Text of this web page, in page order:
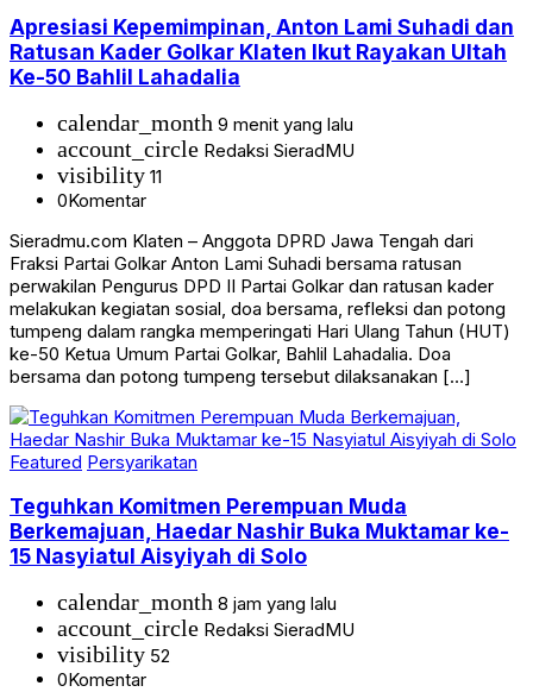
Apresiasi Kepemimpinan, Anton Lami Suhadi dan
Ratusan Kader Golkar Klaten Ikut Rayakan Ultah
Ke-50 Bahlil Lahadalia
calendar_month 9 menit yang lalu
account_circle Redaksi SieradMU
visibility 11
0Komentar
Sieradmu.com Klaten – Anggota DPRD Jawa Tengah dari
Fraksi Partai Golkar Anton Lami Suhadi bersama ratusan
perwakilan Pengurus DPD II Partai Golkar dan ratusan kader
melakukan kegiatan sosial, doa bersama, refleksi dan potong
tumpeng dalam rangka memperingati Hari Ulang Tahun (HUT)
ke-50 Ketua Umum Partai Golkar, Bahlil Lahadalia. Doa
bersama dan potong tumpeng tersebut dilaksanakan […]
Featured Persyarikatan
Teguhkan Komitmen Perempuan Muda
Berkemajuan, Haedar Nashir Buka Muktamar ke-
15 Nasyiatul Aisyiyah di Solo
calendar_month 8 jam yang lalu
account_circle Redaksi SieradMU
visibility 52
0Komentar